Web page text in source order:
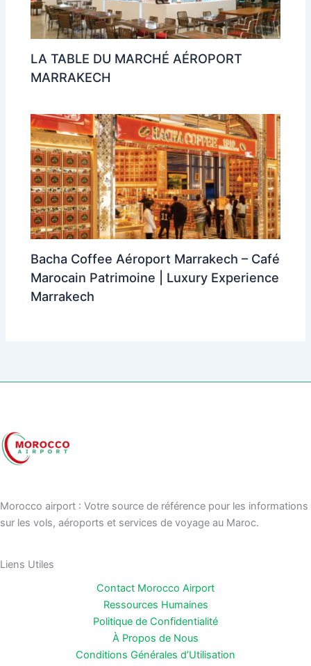
LA TABLE DU MARCHÉ AÉROPORT
MARRAKECH
Bacha Coffee Aéroport Marrakech – Café
Marocain Patrimoine | Luxury Experience
Marrakech
Morocco airport : Votre source de référence pour les informations
sur les vols, aéroports et services de voyage au Maroc.
Liens Utiles
Contact Morocco Airport
Ressources Humaines
Politique de Confidentialité
À Propos de Nous
Conditions Générales d’Utilisation